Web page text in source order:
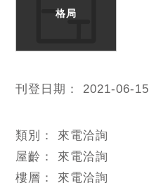
格局
刊登日期： 2021-06-15
類別： 來電洽詢
屋齡： 來電洽詢
樓層： 來電洽詢